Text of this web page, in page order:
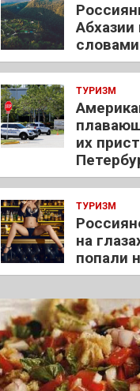
ТУРИЗМ
их
ТУРИЗМ
на
попали